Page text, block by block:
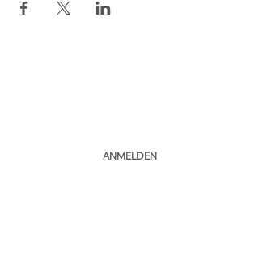
ANMELDEN